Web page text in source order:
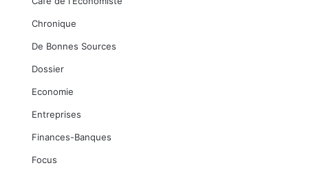
Chronique
De Bonnes Sources
Dossier
Economie
Entreprises
Finances-Banques
Focus